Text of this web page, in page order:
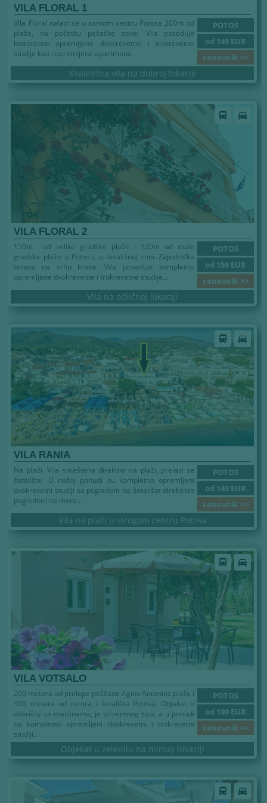
VILA FLORAL 1
POTOS
od 149 EUR
cenovnik >>
Vila Floral nalazi se u samom centru Potosa 200m od
plaže, na početku pešačke zone. Vila poseduje
kompletno opremljene dvokrevetne i trokrevetne
studije kao i opremljene apartmane.
Kvalitetna vila na dobroj lokaciji
directions_bus directions_car
VILA FLORAL 2
POTOS
od 159 EUR
cenovnik >>
150m od velike gradske plaže i 120m od male
gradske plaže u Potosu, u šetališnoj zoni. Zajednička
terasa na vrhu krova. Vila poseduje kompletno
opremljene dvokrevetne i trokrevetne studije...
Vila na odličnoj lokaciji
Leto 2026 directions_bus directions_car
VILA RANIA
POTOS
od 149 EUR
cenovnik >>
Na plaži. Vila smeštena direktno na plaži, prelazi se
šetalište. U našoj ponudi su kompletno opremljeni
dvokrevetni studiji sa pogledom na šetalište direktnim
pogledom na more...
Vila na plaži u strogom centru Potosa
directions_bus directions_car
VILA VOTSALO
POTOS
od 109 EUR
cenovnik >>
200 metara od prelepe peščane Agios Antonios plaže i
300 metara od centra i šetališta Potosa. Objakat u
dvorištu sa maslinama, je prizemnog tipa, a u ponudi
su kompletno opremljeni dvokrevetni i trokrevetni
studiji...
Objekat u zelenilu na mirnoj lokaciji
Leto 2026 directions_bus directions_car